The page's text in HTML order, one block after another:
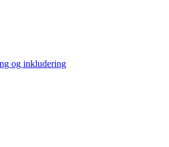
og inkludering